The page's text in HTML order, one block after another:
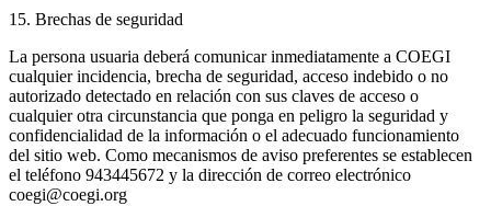
15. Brechas de seguridad
La persona usuaria deberá comunicar inmediatamente a COEGI
cualquier incidencia, brecha de seguridad, acceso indebido o no
autorizado detectado en relación con sus claves de acceso o
cualquier otra circunstancia que ponga en peligro la seguridad y
confidencialidad de la información o el adecuado funcionamiento
del sitio web. Como mecanismos de aviso preferentes se establecen
el teléfono 943445672 y la dirección de correo electrónico
coegi@coegi.org